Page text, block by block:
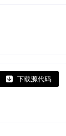
下载源代码